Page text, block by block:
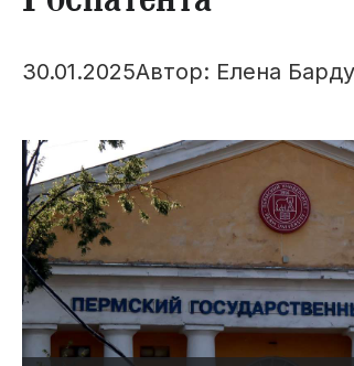
30.01.2025Автор: Елена